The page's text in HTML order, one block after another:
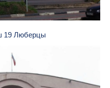
19 Люберцы